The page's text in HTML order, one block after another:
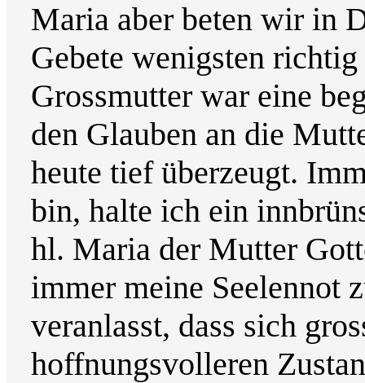
Maria aber beten wir in
Gebete wenigsten
Grossmutter war eine
den Glauben an die
heute tief überzeugt.
bin, halte ich ein
hl. Maria der Mutter
immer meine Seelennot
veranlasst, dass sich
hoffnungsvolleren